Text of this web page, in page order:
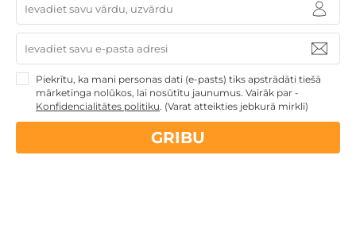
Skaistas SPA brīvdienas ar izklaidēm 3 pers.
ĢIMENEI
Birži,Sodelišku muižas lauku sēta
par nakti
Piekrītu, ka mani personas dati (e-pasts) tiks apstrādāti tiešā
mārketinga nolūkos, lai nosūtītu jaunumus. Vairāk par -
Konfidencialitātes politiku. (Varat atteikties jebkurā mirklī)
GRIBU